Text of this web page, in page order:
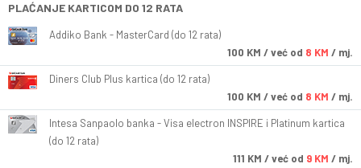
PLAĆANJE KARTICOM DO 12 RATA
Addiko Bank - MasterCard (do 12 rata)
100 KM / već od 8 KM / mj.
Diners Club Plus kartica (do 12 rata)
100 KM / već od 8 KM / mj.
Intesa Sanpaolo banka - Visa electron INSPIRE i Platinum kartica
(do 12 rata)
111 KM / već od 9 KM / mj.